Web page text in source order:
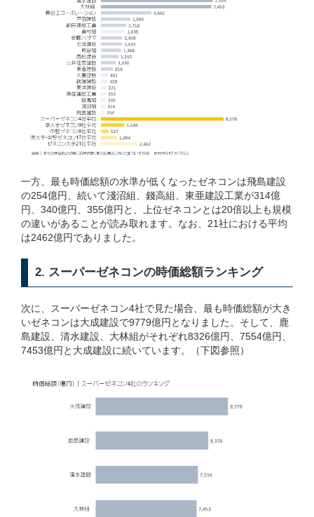
一方、最も時価総額の水準が低くなったゼネコンは飛島建設
の254億円、続いて淺沼組、錢高組、東亜建設工業が314億
円、340億円、355億円と、上位ゼネコンとは20倍以上も規模
の違いがあることが読み取れます。なお、21社における平均
は2462億円でありました。
2. スーパーゼネコンの時価総額ランキング
次に、スーパーゼネコン4社で見た場合、最も時価総額が大き
いゼネコンは大成建設で9779億円となりました。そして、鹿
島建設、清水建設、大林組がそれぞれ8326億円、7554億円、
7453億円と大成建設に続いています。（下図参照）